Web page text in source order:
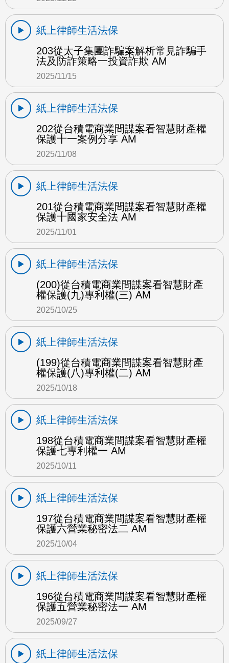
紙上律師生活法保
203從太子集團詐騙案解析常見詐騙手
法及防詐策略一投資詐欺 AM
2025/11/15
紙上律師生活法保
202從台積電商業間諜案看智慧財產權
保護十一案例分享 AM
2025/11/08
紙上律師生活法保
201從台積電商業間諜案看智慧財產權
保護十國家安全法 AM
2025/11/01
紙上律師生活法保
(200)從台積電商業間諜案看智慧財產
權保護(九)專利權(三) AM
2025/10/25
紙上律師生活法保
(199)從台積電商業間諜案看智慧財產
權保護(八)專利權(二) AM
2025/10/18
紙上律師生活法保
198從台積電商業間諜案看智慧財產權
保護七專利權一 AM
2025/10/11
紙上律師生活法保
197從台積電商業間諜案看智慧財產權
保護六營業秘密法二 AM
2025/10/04
紙上律師生活法保
196從台積電商業間諜案看智慧財產權
保護五營業秘密法一 AM
2025/09/27
紙上律師生活法保